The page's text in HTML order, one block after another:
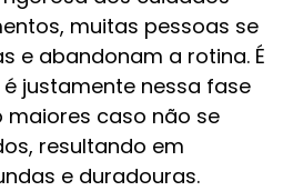
muitas pessoas se
e abandonam a rotina. É
justamente nessa fase
maiores caso não se
resultando em
e duradouras.